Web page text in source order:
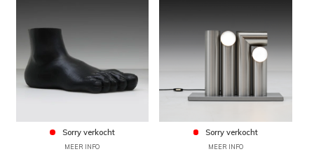
Sorry verkocht
MEER INFO
Sorry verkocht
MEER INFO